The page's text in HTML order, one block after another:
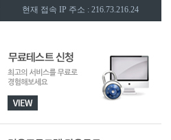
현재 접속 IP 주소 : 216.73.216.24